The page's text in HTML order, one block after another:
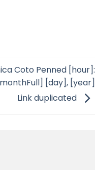
Coto Penned [hour]:
[day], [year]
Link duplicated